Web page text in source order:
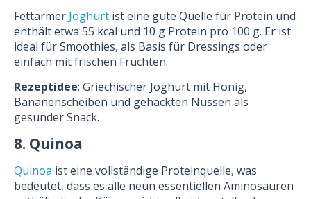
Fettarmer Joghurt ist eine gute Quelle für Protein und
enthält etwa 55 kcal und 10 g Protein pro 100 g. Er ist
ideal für Smoothies, als Basis für Dressings oder
einfach mit frischen Früchten.
Rezeptidee: Griechischer Joghurt mit Honig,
Bananenscheiben und gehackten Nüssen als
gesunder Snack.
8. Quinoa
Quinoa ist eine vollständige Proteinquelle, was
bedeutet, dass es alle neun essentiellen Aminosäuren